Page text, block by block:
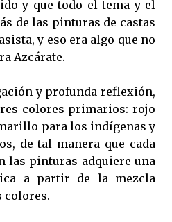
y que todo el tema y el
de las pinturas de castas
y eso era algo que no
Azcárate.
y profunda reflexión,
colores primarios: rojo
para los indígenas y
de tal manera que cada
las pinturas adquiere una
a partir de la mezcla
colores.